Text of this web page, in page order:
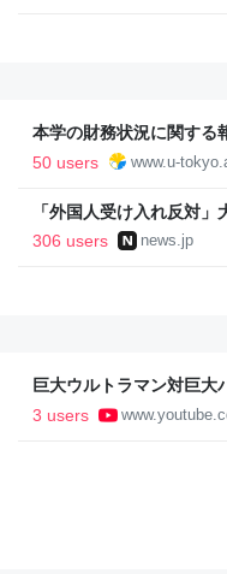
本学の財務状況に関する
50 users
www.u-
「外国人受け入れ反対
306 users
news.jp
巨大ウルトラマン対巨大
3 users